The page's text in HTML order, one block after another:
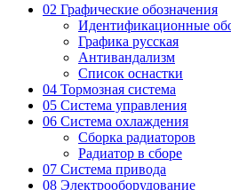
02 Графические обозначения
Идентификационные
Графика русская
Антивандализм
Список оснастки
04 Тормозная система
05 Система управления
06 Система охлаждения
Сборка радиаторов
Радиатор в сборе
07 Система привода
08 Электрооборудование